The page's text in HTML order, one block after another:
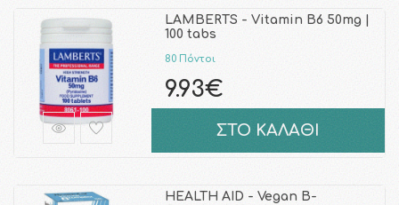
LAMBERTS - Vitamin B6 50mg |
100 tabs
80 Πόντοι
9.93€
ΣΤΟ ΚΑΛΑΘΙ
HEALTH AID - Vegan B-